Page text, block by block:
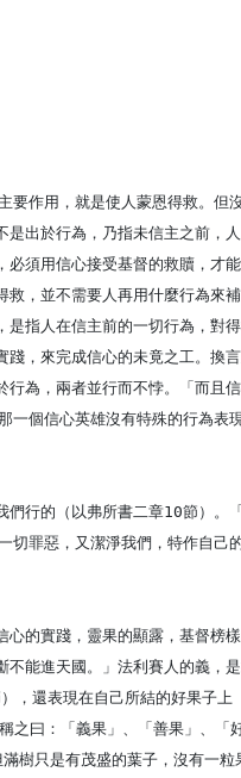
要作用，就是使人蒙恩得救。但
出於行為，乃指未信主之前，
須用信心接受基督的救贖，才能
，並不需要人再用什麼行為來
指人在信主前的一切行為，對
，來完成信心的未竟之工。換
為，兩者並行而不悖。「而且
一個信心英雄沒有特殊的行為表
行的（以弗所書二章10節）。
切罪惡，又潔淨我們，特作自己
的實踐，靈果的顯露，基督榜
能進天國。」法利賽人的義，
，還表現在自己所結的好果子上
之曰：「義果」、「善果」、「
樹只是有茂盛的葉子，沒有一粒